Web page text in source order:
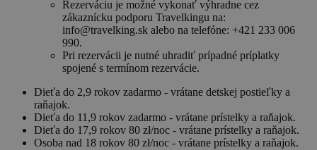
Rezerváciu je možné vykonať výhradne cez
zákaznícku podporu Travelkingu na:
info@travelking.sk alebo na telefóne: +421 233 006
990.
Pri rezervácii je nutné uhradiť prípadné príplatky
spojené s termínom rezervácie.
Dieťa do 2,9 rokov zadarmo - vrátane detskej postieľky a
raňajok.
Dieťa do 11,9 rokov zadarmo - vrátane prístelky a raňajok.
Dieťa do 17,9 rokov 80 zł/noc - vrátane prístelky a raňajok.
Osoba nad 18 rokov 80 zł/noc - vrátane prístelky a raňajok.